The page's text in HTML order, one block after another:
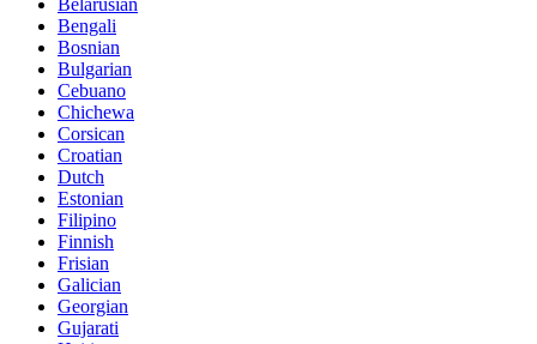
Bengali
Bosnian
Bulgarian
Cebuano
Chichewa
Corsican
Croatian
Dutch
Estonian
Filipino
Finnish
Frisian
Galician
Georgian
Gujarati